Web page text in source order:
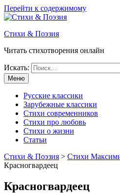
Перейти к содержимому
Стихи & Поэзия
Читать стихотворения онлайн
Искать:
Меню
Русские классики
Зарубежные классики
Стихи современников
Стихи про любовь
Стихи о жизни
Статьи
Стихи & Поэзия > Стихи
Красногвардеец
Красногвардеец